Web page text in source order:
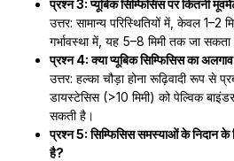
प्रश्न 3: प्यूबिक सिम्फिसिस पर कितनी
उत्तर: सामान्य परिस्थितियों में, केवल 1–2
गर्भावस्था में, यह 5–8 मिमी तक जा सकता
प्रश्न 4: क्या प्यूबिक सिम्फिसिस का
उत्तर: हल्का चौड़ा होना रूढ़िवादी रूप से
डायस्टेसिस (>10 मिमी) को पेल्विक
सकती है।
प्रश्न 5: सिम्फिसिस समस्याओं के निदान के
है?